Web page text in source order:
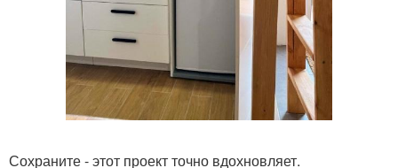
Сохраните - этот проект точно вдохновляет.